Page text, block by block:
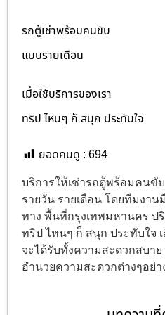
รถตู้เช่าพร้อมคนขับ
แบบรายเดือน
เมื่อใช้บริการของเรา
ทริป ไหนๆ ก็ สนุก ประทับใจ
ยอดคนดู : 694
บริการให้เช่ารถตู้พร้อมคนขั
รายวัน รายเดือน โดยทีมงา
ทาง พื้นที่กรุงเทพมหานคร ป
ทริป ไหนๆ ก็ สนุก ประทับใจ
จะได้รับทั้งความสะดวกสบา
อำนวยความสะดวกต่างๆอย่